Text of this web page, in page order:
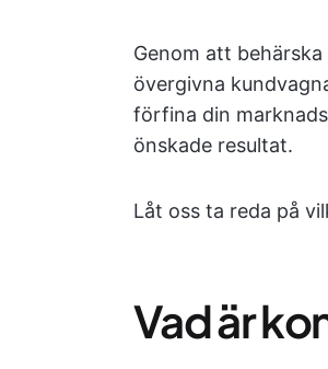
Genom att
övergivna
förfina din
önskade resultat.
Låt oss ta reda på
Vad är